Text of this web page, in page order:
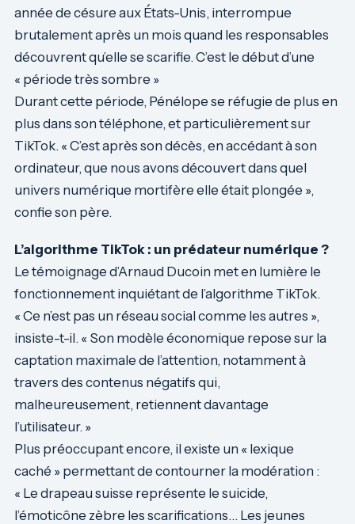
année de césure aux États-Unis, interrompue
brutalement après un mois quand les responsables
découvrent qu’elle se scarifie. C’est le début d’une
« période très sombre »
Durant cette période, Pénélope se réfugie de plus en
plus dans son téléphone, et particulièrement sur
TikTok. « C’est après son décès, en accédant à son
ordinateur, que nous avons découvert dans quel
univers numérique mortifère elle était plongée »,
confie son père.
L’algorithme TikTok : un prédateur numérique ?
Le témoignage d’Arnaud Ducoin met en lumière le
fonctionnement inquiétant de l’algorithme TikTok.
« Ce n’est pas un réseau social comme les autres »,
insiste-t-il. « Son modèle économique repose sur la
captation maximale de l’attention, notamment à
travers des contenus négatifs qui,
malheureusement, retiennent davantage
l’utilisateur. »
Plus préoccupant encore, il existe un « lexique
caché » permettant de contourner la modération :
« Le drapeau suisse représente le suicide,
l’émoticône zèbre les scarifications… Les jeunes